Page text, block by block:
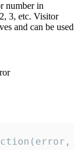
number in
3, etc. Visitor
and can be used